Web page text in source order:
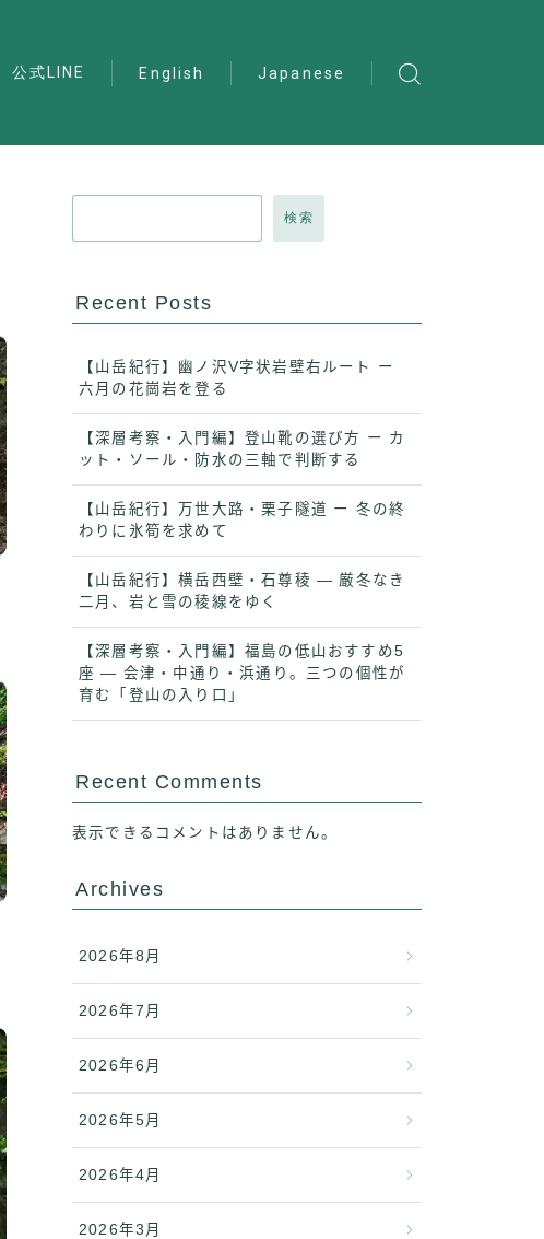
公式LINE English Japanese
検索
Recent Posts
【山岳紀行】幽ノ沢V字状岩壁右ルート ー
六月の花崗岩を登る
【深層考察・入門編】登山靴の選び方 ー カ
ット・ソール・防水の三軸で判断する
【山岳紀行】万世大路・栗子隧道 ー 冬の終
わりに氷筍を求めて
【山岳紀行】横岳西壁・石尊稜 ― 厳冬なき
二月、岩と雪の稜線をゆく
【深層考察・入門編】福島の低山おすすめ5
座 ― 会津・中通り・浜通り。三つの個性が
育む「登山の入り口」
Recent Comments
表示できるコメントはありません。
Archives
2026年8月
2026年7月
2026年6月
2026年5月
2026年4月
2026年3月